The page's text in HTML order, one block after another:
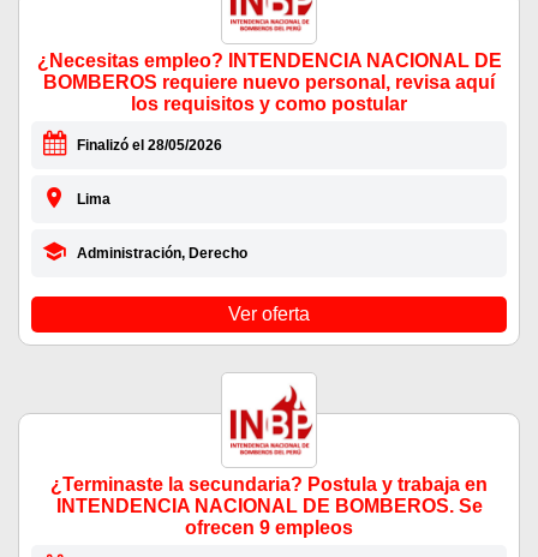
¿Necesitas empleo? INTENDENCIA NACIONAL DE
BOMBEROS requiere nuevo personal, revisa aquí
los requisitos y como postular
Finalizó el 28/05/2026
Lima
Administración, Derecho
Ver oferta
¿Terminaste la secundaria? Postula y trabaja en
INTENDENCIA NACIONAL DE BOMBEROS. Se
ofrecen 9 empleos